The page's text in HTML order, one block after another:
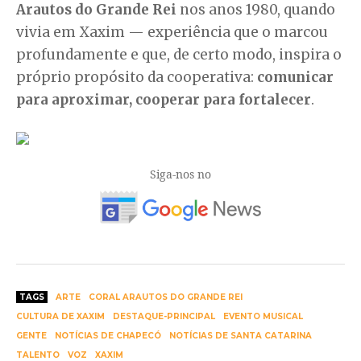
Arautos do Grande Rei nos anos 1980, quando
vivia em Xaxim — experiência que o marcou
profundamente e que, de certo modo, inspira o
próprio propósito da cooperativa: comunicar
para aproximar, cooperar para fortalecer.
Siga-nos no
TAGS ARTE
CORAL ARAUTOS DO GRANDE REI
CULTURA DE XAXIM
DESTAQUE-PRINCIPAL
EVENTO MUSICAL
GENTE
NOTÍCIAS DE CHAPECÓ
NOTÍCIAS DE SANTA CATARINA
TALENTO
VOZ XAXIM